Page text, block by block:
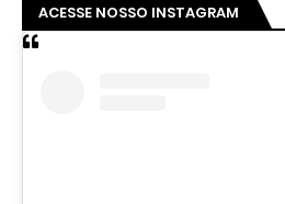
ACESSE NOSSO INSTAGRAM